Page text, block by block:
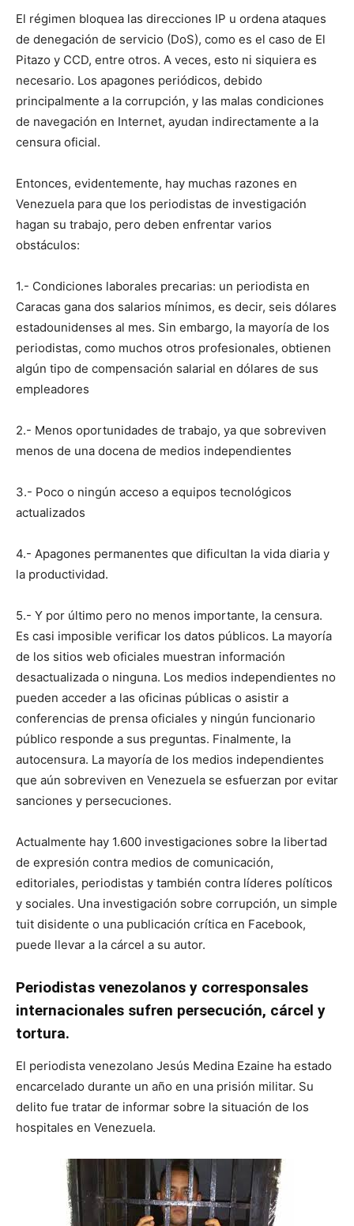
El régimen bloquea las direcciones IP u ordena ataques
de denegación de servicio (DoS), como es el caso de El
Pitazo y CCD, entre otros. A veces, esto ni siquiera es
necesario. Los apagones periódicos, debido
principalmente a la corrupción, y las malas condiciones
de navegación en Internet, ayudan indirectamente a la
censura oficial.
Entonces, evidentemente, hay muchas razones en
Venezuela para que los periodistas de investigación
hagan su trabajo, pero deben enfrentar varios
obstáculos:
1.- Condiciones laborales precarias: un periodista en
Caracas gana dos salarios mínimos, es decir, seis dólares
estadounidenses al mes. Sin embargo, la mayoría de los
periodistas, como muchos otros profesionales, obtienen
algún tipo de compensación salarial en dólares de sus
empleadores
2.- Menos oportunidades de trabajo, ya que sobreviven
menos de una docena de medios independientes
3.- Poco o ningún acceso a equipos tecnológicos
actualizados
4.- Apagones permanentes que dificultan la vida diaria y
la productividad.
5.- Y por último pero no menos importante, la censura.
Es casi imposible verificar los datos públicos. La mayoría
de los sitios web oficiales muestran información
desactualizada o ninguna. Los medios independientes no
pueden acceder a las oficinas públicas o asistir a
conferencias de prensa oficiales y ningún funcionario
público responde a sus preguntas. Finalmente, la
autocensura. La mayoría de los medios independientes
que aún sobreviven en Venezuela se esfuerzan por evitar
sanciones y persecuciones.
Actualmente hay 1.600 investigaciones sobre la libertad
de expresión contra medios de comunicación,
editoriales, periodistas y también contra líderes políticos
y sociales. Una investigación sobre corrupción, un simple
tuit disidente o una publicación crítica en Facebook,
puede llevar a la cárcel a su autor.
Periodistas venezolanos y corresponsales
internacionales sufren persecución, cárcel y
tortura.
El periodista venezolano Jesús Medina Ezaine ha estado
encarcelado durante un año en una prisión militar. Su
delito fue tratar de informar sobre la situación de los
hospitales en Venezuela.